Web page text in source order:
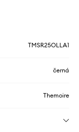
TMSR25OLLA1
černá
Themoire